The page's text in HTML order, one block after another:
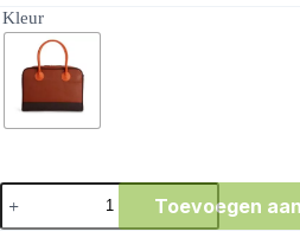
Kleur
Hester
Van
Eeghen
Toevoegen